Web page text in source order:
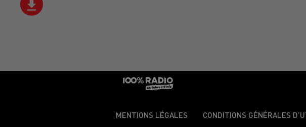
MENTIONS LÉGALES CONDITIONS GÉNÉRALES